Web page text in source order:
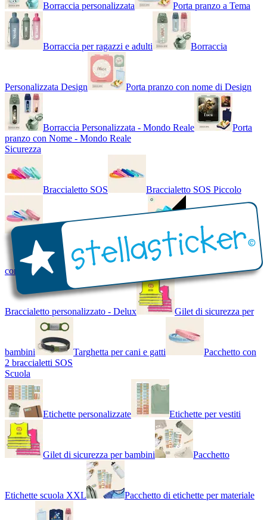
Borraccia personalizzata Porta pranzo a Tema
Borraccia per ragazzi e adulti Borraccia
Personalizzata Design Porta pranzo con nome di Design
Borraccia Personalizzata - Mondo Reale
Porta
pranzo con Nome - Mondo Reale
Sicurezza
Braccialetto SOS Braccialetto SOS Piccolo
Braccialetto SOS - Bicolore Braccialetto SOS
con Nome - Luminoso
Braccialetto personalizzato - Delux Gilet di sicurezza per
bambini Targhetta per cani e gatti
Pacchetto con
2 braccialetti SOS
Scuola
Etichette personalizzate Etichette per vestiti
Gilet di sicurezza per bambini Pacchetto
Etichette scuola XXL Pacchetto di etichette per materiale